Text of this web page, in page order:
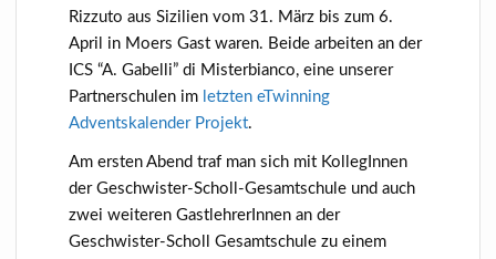
Rizzuto aus Sizilien vom 31. März bis zum 6.
April in Moers Gast waren. Beide arbeiten an der
ICS “A. Gabelli” di Misterbianco, eine unserer
Partnerschulen im letzten eTwinning
Adventskalender Projekt.
Am ersten Abend traf man sich mit KollegInnen
der Geschwister-Scholl-Gesamtschule und auch
zwei weiteren GastlehrerInnen an der
Geschwister-Scholl Gesamtschule zu einem